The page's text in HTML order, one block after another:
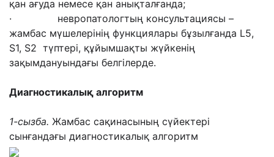
қан ағуда немесе қан анықталғанда;
· невропатологтың консультациясы –
жамбас мүшелерінің функциялары бұзылғанда L5,
S1, S2 түптері, құйымшақты жүйкенің
зақымдануындағы белгілерде.
Диагностикалық алгоритм
1-сызба. Жамбас сақинасының сүйектері
сынғандағы диагностикалық алгоритм